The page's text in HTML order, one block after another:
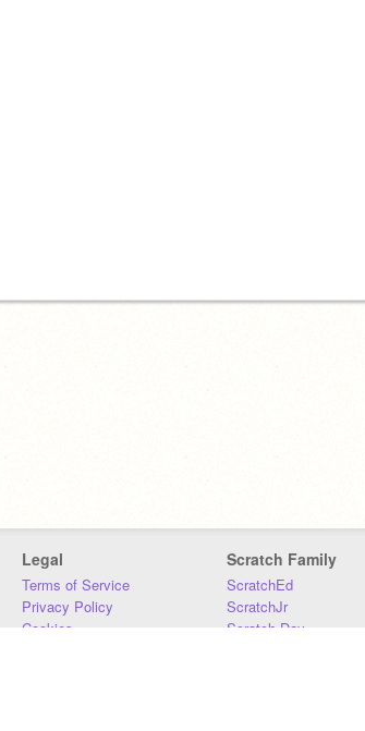
Legal
Terms of Service
Privacy Policy
Cookies
Scratch Family
ScratchEd
ScratchJr
Scratch Day